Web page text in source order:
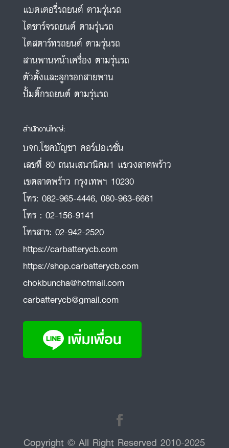
แบตเตอรี่รถยนต์ ตามรุ่นรถ
ไดชาร์จรถยนต์ ตามรุ่นรถ
ไดสตาร์ทรถยนต์ ตามรุ่นรถ
สานพานหน้าเครื่อง ตามรุ่นรถ
ตัวตั้งและลูกรอกสายพาน
ปั้มติ๊กรถยนต์ ตามรุ่นรถ
สำนักงานใหญ่:
บจก.โชคบัญชา คอร์ปอเรชั่น
เลขที่ 80 ถนนเสนานิคม1 แขวงลาดพร้าว
เขตลาดพร้าว กรุงเทพฯ 10230
โทร: 082-965-4446, 080-963-6661
โทร : 02-156-9141
โทรสาร: 02-942-2520
https://carbatterycb.com
https://shop.carbatterycb.com
chokbuncha@hotmail.com
carbatterycb@gmail.com
Copyright © All Right Reserved 2010-2025